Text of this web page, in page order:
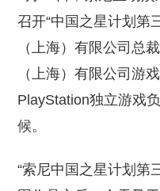
召开“中国之星计划第
（上海）有限公司总
（上海）有限公司游
PlayStation独立游戏
候。
“索尼中国之星计划第